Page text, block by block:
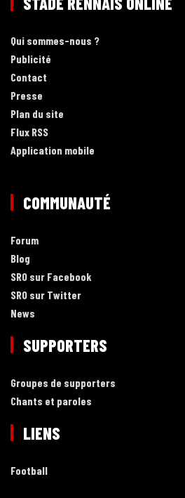
Qui sommes-nous ?
Publicité
Contact
Presse
Plan du site
Flux RSS
Application mobile
COMMUNAUTÉ
Forum
Blog
SRO sur Facebook
SRO sur Twitter
News
SUPPORTERS
Groupes de supporters
Chants et paroles
LIENS
Football